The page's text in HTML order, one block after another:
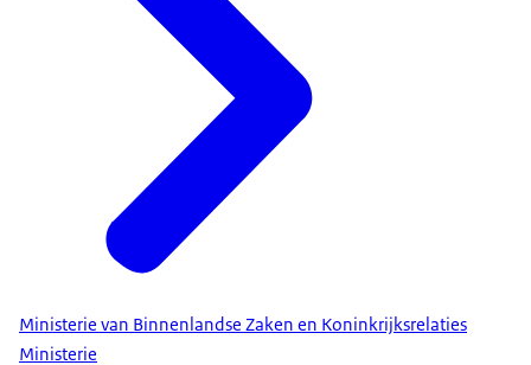
Ministerie van Binnenlandse Zaken en Koninkrijksrelaties
Ministerie